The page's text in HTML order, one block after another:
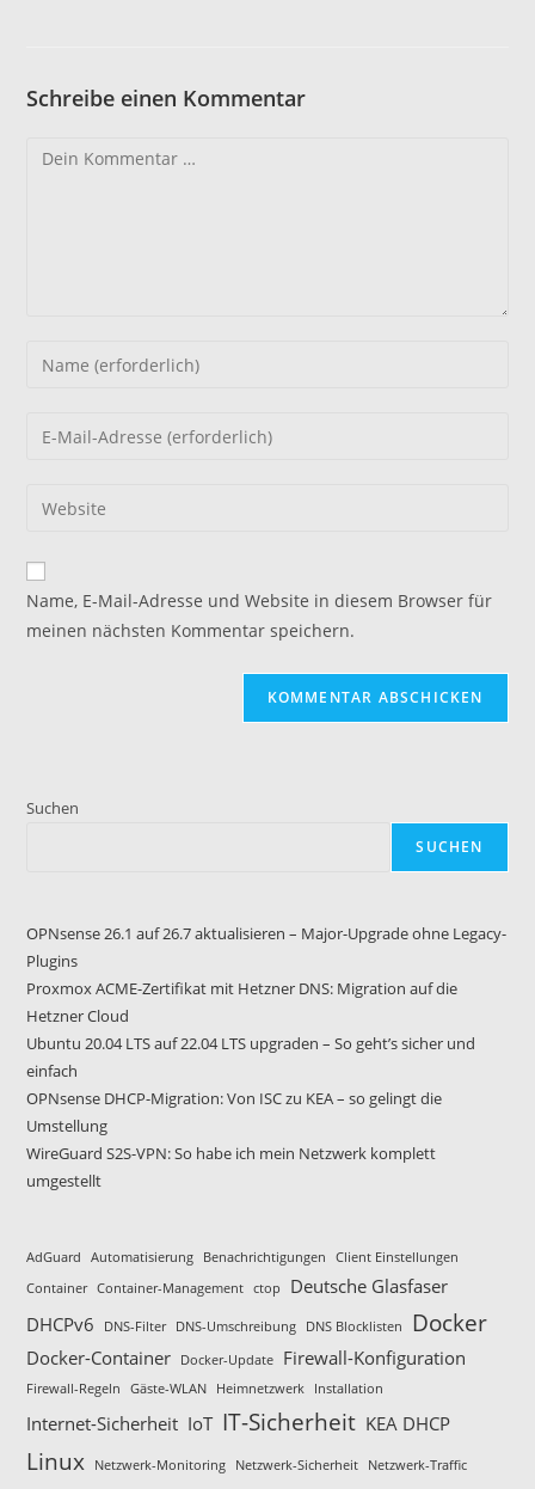
Schreibe einen Kommentar
Kommentar
Gib
oder
zum
ein
Gib
Mail-
zum
Kommentieren
ein
Gib
Website-
URL
Name, E-Mail-Adresse und Website in diesem Browser für
meinen nächsten Kommentar speichern.
Suchen
SUCHEN
OPNsense 26.1 auf 26.7 aktualisieren – Major-Upgrade ohne Legacy-
Plugins
Proxmox ACME-Zertifikat mit Hetzner DNS: Migration auf die
Hetzner Cloud
Ubuntu 20.04 LTS auf 22.04 LTS upgraden – So geht’s sicher und
einfach
OPNsense DHCP-Migration: Von ISC zu KEA – so gelingt die
Umstellung
WireGuard S2S-VPN: So habe ich mein Netzwerk komplett
umgestellt
AdGuard Automatisierung Benachrichtigungen
Client Einstellungen
Container Container-Management ctop
Deutsche Glasfaser
DHCPv6
DNS-Filter DNS-Umschreibung DNS Blocklisten Docker
Docker-Container Docker-Update Firewall-Konfiguration
Firewall-Regeln Gäste-WLAN Heimnetzwerk Installation
Internet-Sicherheit IoT IT-Sicherheit KEA DHCP
Linux Netzwerk-Monitoring Netzwerk-Sicherheit
Netzwerk-Traffic